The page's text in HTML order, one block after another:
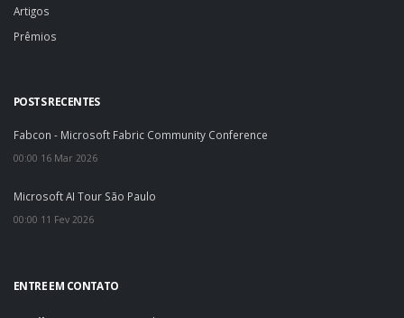
Artigos
Prêmios
POSTS RECENTES
Fabcon - Microsoft Fabric Community Conference
00:00 16 Mar 2026
Microsoft AI Tour São Paulo
00:00 11 Fev 2026
ENTRE EM CONTATO